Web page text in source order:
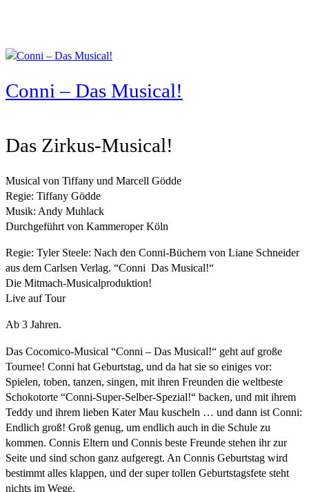
Conni – Das Musical!
Das Zirkus-Musical!
Musical von Tiffany und Marcell Gödde
Regie: Tiffany Gödde
Musik: Andy Muhlack
Durchgeführt von Kammeroper Köln
Regie: Tyler Steele: Nach den Conni-Büchern von Liane Schneider
aus dem Carlsen Verlag. “Conni  Das Musical!“
Die Mitmach-Musicalproduktion!
Live auf Tour
Ab 3 Jahren.
Das Cocomico-Musical “Conni – Das Musical!“ geht auf große
Tournee! Conni hat Geburtstag, und da hat sie so einiges vor:
Spielen, toben, tanzen, singen, mit ihren Freunden die weltbeste
Schokotorte “Conni-Super-Selber-Spezial!“ backen, und mit ihrem
Teddy und ihrem lieben Kater Mau kuscheln … und dann ist Conni:
Endlich groß! Groß genug, um endlich auch in die Schule zu
kommen. Connis Eltern und Connis beste Freunde stehen ihr zur
Seite und sind schon ganz aufgeregt. An Connis Geburtstag wird
bestimmt alles klappen, und der super tollen Geburtstagsfete steht
nichts im Wege.